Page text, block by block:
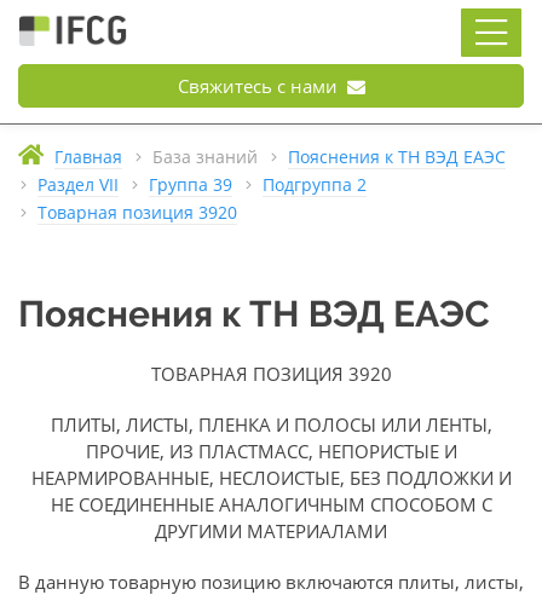
Свяжитесь с нами
Главная База знаний
Пояснения к ТН ВЭД ЕАЭС
Раздел VII
Группа 39
Подгруппа 2
Товарная позиция 3920
Пояснения к ТН ВЭД ЕАЭС
ТОВАРНАЯ ПОЗИЦИЯ 3920
ПЛИТЫ, ЛИСТЫ, ПЛЕНКА И ПОЛОСЫ ИЛИ ЛЕНТЫ,
ПРОЧИЕ, ИЗ ПЛАСТМАСС, НЕПОРИСТЫЕ И
НЕАРМИРОВАННЫЕ, НЕСЛОИСТЫЕ, БЕЗ ПОДЛОЖКИ И
НЕ СОЕДИНЕННЫЕ АНАЛОГИЧНЫМ СПОСОБОМ С
ДРУГИМИ МАТЕРИАЛАМИ
В данную товарную позицию включаются плиты, листы,